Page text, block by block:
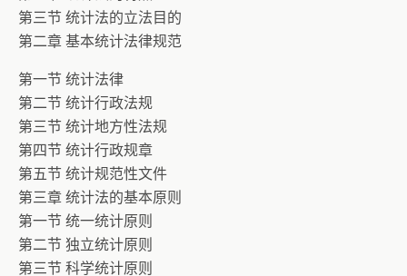
第三节 统计法的立法目的
第二章 基本统计法律规范
第一节 统计法律
第二节 统计行政法规
第三节 统计地方性法规
第四节 统计行政规章
第五节 统计规范性文件
第三章 统计法的基本原则
第一节 统一统计原则
第二节 独立统计原则
第三节 科学统计原则